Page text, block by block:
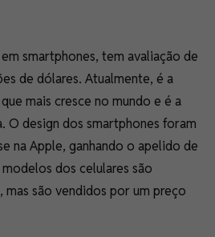
smartphones, tem avaliação de
de dólares. Atualmente, é a
mais cresce no mundo e é a
O design dos smartphones foram
na Apple, ganhando o apelido de
dos celulares são
mas são vendidos por um preço